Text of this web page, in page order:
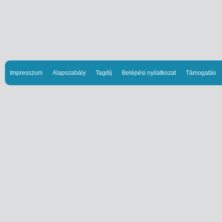
Impresszum Alapszabály Tagdíj Belépési nyilatkozat Támogatás